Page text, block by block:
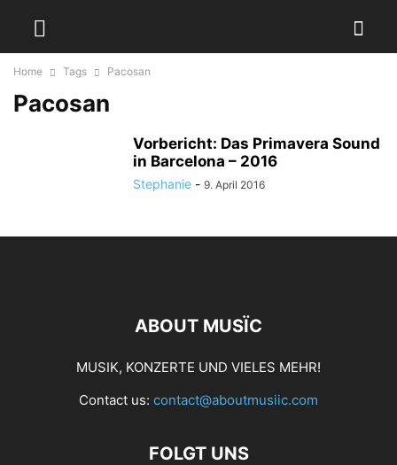
Home Tags Pacosan
Pacosan
Vorbericht: Das Primavera Sound
in Barcelona – 2016
Stephanie - 9. April 2016
ABOUT MUSÏC
MUSIK, KONZERTE UND VIELES MEHR!
Contact us: contact@aboutmusiic.com
FOLGT UNS